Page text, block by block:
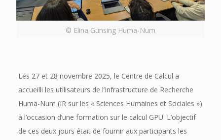
© Elina Gunsing Huma-Num
Les 27 et 28 novembre 2025, le Centre de Calcul a
accueilli les utilisateurs de l’Infrastructure de Recherche
Huma-Num (IR sur les « Sciences Humaines et Sociales »)
à l’occasion d’une formation sur le calcul GPU. L’objectif
de ces deux jours était de fournir aux participants les